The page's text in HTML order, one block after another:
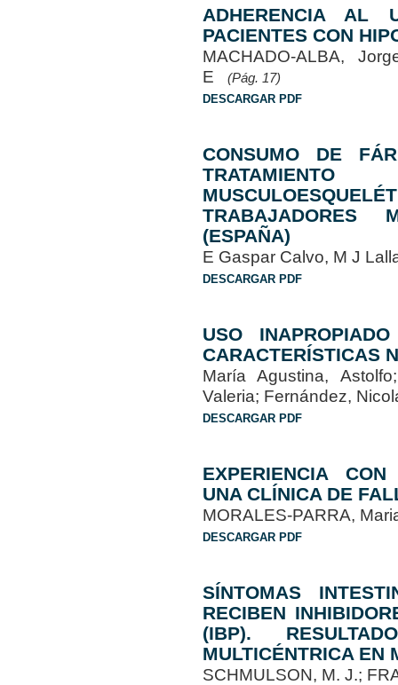
ADHERENCIA AL
PACIENTES CON
MACHADO-ALBA,
E
(Pág. 17)
DESCARGAR PDF
CONSUMO DE
TRABAJADORES
(ESPAÑA)
E Gaspar Calvo, M J
DESCARGAR PDF
USO
CARACTERÍSTICAS
María Agustina,
Valeria; Fernández,
DESCARGAR PDF
EXPERIENCIA
UNA CLÍNICA DE
MORALES-PARRA,
DESCARGAR PDF
SÍNTOMAS
RECIBEN
(IBP).
MULTICÉNTRICA EN
SCHMULSON, M. J.;